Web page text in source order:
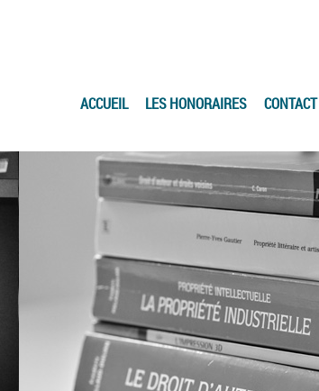
ACCUEIL
LES HONORAIRES CONTACT